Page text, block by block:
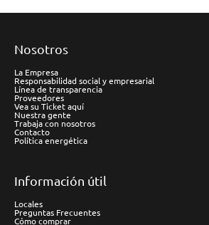
Nosotros
La Empresa
Responsabilidad social y empresarial
Línea de transparencia
Proveedores
Vea su Ticket aquí
Nuestra gente
Trabaja con nosotros
Contacto
Política energética
Información útil
Locales
Preguntas Frecuentes
Cómo comprar